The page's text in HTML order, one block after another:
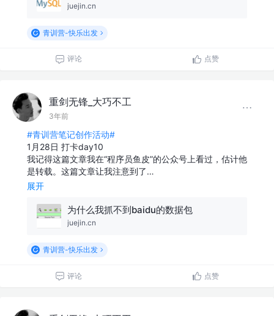
juejin.cn
青训营-快乐出发
评论 点赞
重剑无锋_大巧不工
3年前
#青训营笔记创作活动#
1月28日 打卡day10
我记得这篇文章我在“程序员鱼皮”的公众号上看过，估计他
是转载。这篇文章让我注意到了…
展开
为什么我抓不到baidu的数据包
juejin.cn
青训营-快乐出发
评论 点赞